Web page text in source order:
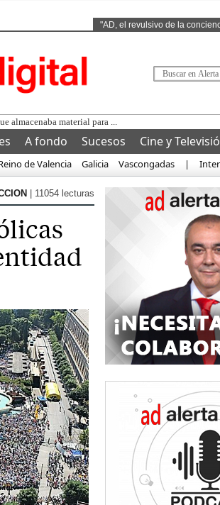
"AD, el revulsivo de la
A fondo Sucesos Cine y
de Valencia Galicia Vascongadas |
| 11054 lecturas